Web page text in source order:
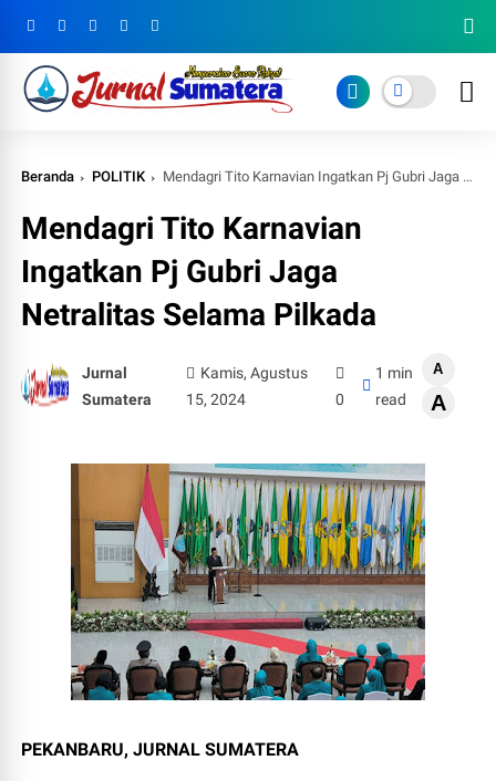
Beranda POLITIK Mendagri Tito Karnavian Ingatkan Pj Gubri Jaga Netralitas Selama Pilkada
Mendagri Tito Karnavian
Ingatkan Pj Gubri Jaga
Netralitas Selama Pilkada
Jurnal
Sumatera
Kamis, Agustus
15, 2024
0
1 min
read
A
A
PEKANBARU, JURNAL SUMATERA